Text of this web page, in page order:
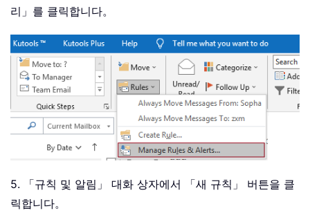
리」를 클릭합니다。
5. 「규칙 및 알림」 대화 상자에서 「새 규칙」 버튼을 클
릭합니다。